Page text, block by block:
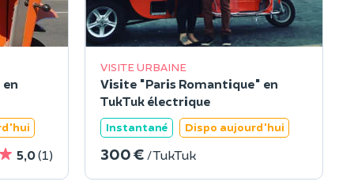
5,0(1)
VISITE URBAINE
Visite "Paris Romantique" en
TukTuk électrique
Instantané Dispo aujourd'hui
300 € / TukTuk